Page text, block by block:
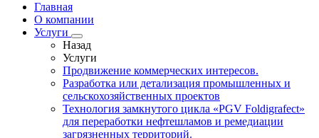
Главная
О компании
Услуги
Назад
Услуги
Продвижение коммерческих интересов.
Разработка или детализация промышленных и
сельскохозяйственных проектов
Технология замкнутого цикла «PGV Foldigrafect»
для переработки нефтешламов и ремедиации
загрязненных территорий.